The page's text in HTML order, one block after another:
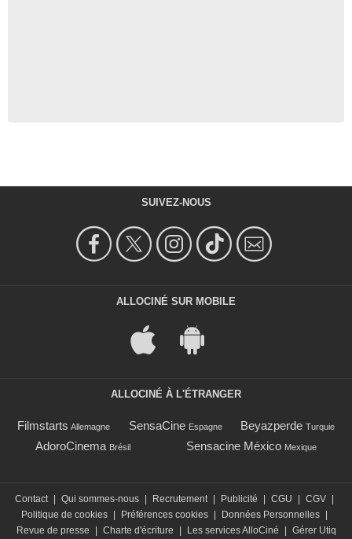
SUIVEZ-NOUS
ALLOCINÉ SUR MOBILE
ALLOCINÉ À L'ÉTRANGER
Filmstarts Allemagne SensaCine Espagne Beyazperde Turquie
AdoroCinema Brésil Sensacine México Mexique
Contact Qui sommes-nous Recrutement Publicité CGU CGV
Politique de cookies
Préférences cookies Données Personnelles
Revue de presse
Charte d'écriture Les services AlloCiné Gérer Utiq